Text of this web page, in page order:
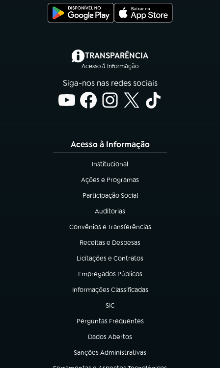
TRANSPARÊNCIA
Acesso à Informação
(abre em nova aba)
Siga-nos nas redes sociais
Acesso à Informação
Institucional
(abre em nova aba)
Ações e Programas
(abre em nova aba)
Participação Social
(abre em nova aba)
Auditorias
(abre em nova aba)
Convênios e Transferências
(abre em nova aba)
Receitas e Despesas
(abre em nova aba)
Licitações e Contratos
(abre em nova aba)
Empregados Públicos
(abre em nova aba)
Informações Classificadas
(abre em nova aba)
SIC
(abre em nova aba)
Perguntas Frequentes
(abre em nova aba)
Dados Abertos
(abre em nova aba)
Sanções Administrativas
(abre em nova aba)